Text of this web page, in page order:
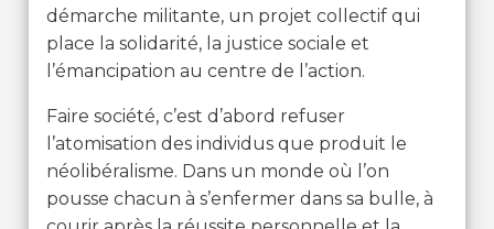
démarche militante, un projet collectif qui
place la solidarité, la justice sociale et
l’émancipation au centre de l’action.
Faire société, c’est d’abord refuser
l’atomisation des individus que produit le
néolibéralisme. Dans un monde où l’on
pousse chacun à s’enfermer dans sa bulle, à